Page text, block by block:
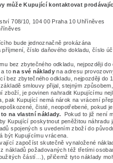
může Kupující kontaktovat
708/10, 104 00 Praha 10 Uhříněves
bude jednoznačně prokázána
číslo daňového dokladu, číslo
bez zbytečného odkladu, nejpozději do
a tona své nákladyna adresu
bez zbytečného odkladu, nejpozději do
smlouvy přijal, stejným
je povinen nahradit Kupujícímu
pak Kupující nemá nárok na vrácení
čisté, neopotřebené, pokud
to na vlastní náklady.Pokud to již není
Kupující poskytnout peněžitou náhradu
spojených s uvedením zboží do
být Kupujícímu vrácena.
započíst skutečně vynaložené
požadovaných též třetími
částí…), přičemž tyto náklady